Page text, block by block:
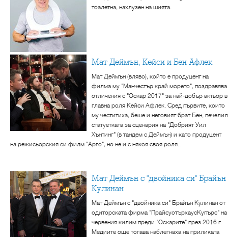
тоалетна, нахлузен на шията.
Мат Деймън, Кейси и Бен Афлек
Мат Деймън (вляво), който е продуцент на
филма му "Манчестър край морето", поздравява
отличения с "Оскар 2017" за най-добър актьор в
главна роля Кейси Афлек. Сред първите, които
му честитиха, беше и неговият брат Бен, печелил
статуетката за сценария на "Добрият Уил
Хънтинг" (в тандем с Деймън) и като продуцент
на режисьорския си филм "Арго", но не и с някоя своя роля..
Мат Деймън с "двойника си" Брайън
Кулинан
Мат Деймън с "двойника си" Брайън Кулинан от
одиторската фирма "ПрайсуотърхаусКупърс" на
червения килим преди "Оскарите" през 2016 г.
Медиите още тогава наблегнаха на приликата